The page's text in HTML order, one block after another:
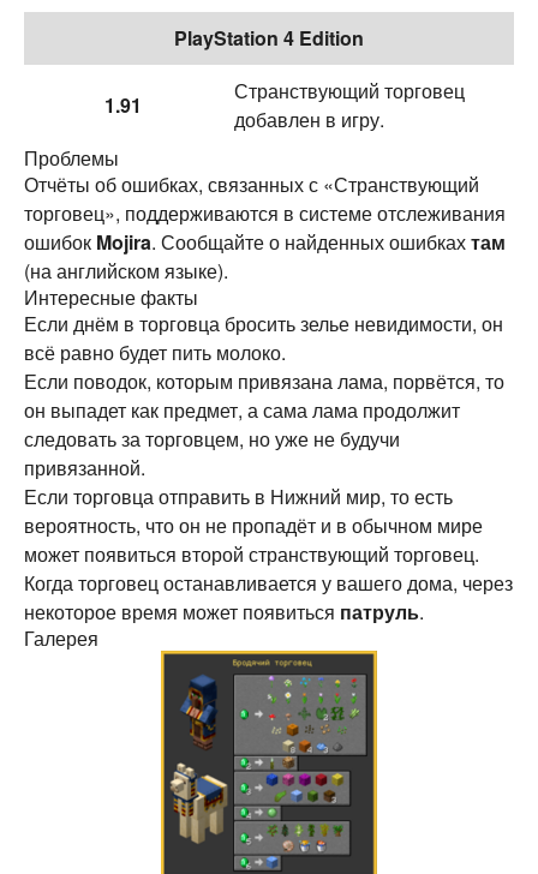
PlayStation 4 Edition
1.91
Странствующий торговец
добавлен в игру.
Проблемы
Отчёты об ошибках, связанных с «Странствующий
торговец», поддерживаются в системе отслеживания
ошибок Mojira. Сообщайте о найденных ошибкахтам
(на английском языке).
Интересные факты
Если днём в торговца бросить зелье невидимости, он
всё равно будет пить молоко.
Если поводок, которым привязана лама, порвётся, то
он выпадет как предмет, а сама лама продолжит
следовать за торговцем, но уже не будучи
привязанной.
Если торговца отправить в Нижний мир, то есть
вероятность, что он не пропадёт и в обычном мире
может появиться второй странствующий торговец.
Когда торговец останавливается у вашего дома, через
некоторое время может появиться патруль.
Галерея